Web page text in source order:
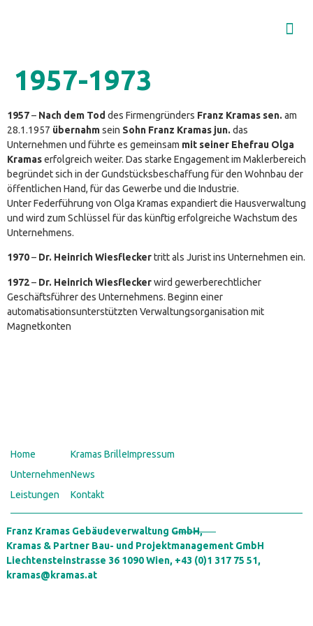
1957-1973
1957– Nach dem Tod des Firmengründers Franz Kramas sen. am
28.1.1957 übernahmsein Sohn Franz Kramas jun. das
Unternehmen und führte es gemeinsam mit seiner Ehefrau Olga
Kramaserfolgreich weiter. Das starke Engagement im Maklerbereich
begründet sich in der Gundstücksbeschaffung für den Wohnbau der
öffentlichen Hand, für das Gewerbe und die Industrie.
Unter Federführung von Olga Kramas expandiert die Hausverwaltung
und wird zum Schlüssel für das künftig erfolgreiche Wachstum des
Unternehmens.
1970– Dr. Heinrich Wiesfleckertritt als Jurist ins Unternehmen ein.
1972– Dr. Heinrich Wiesfleckerwird gewerberechtlicher
Geschäftsführer des Unternehmens. Beginn einer
automatisationsunterstützten Verwaltungsorganisation mit
Magnetkonten
Home
Unternehmen
Leistungen
Kramas Brille
News
Kontakt
Impressum
Franz Kramas Gebäudeverwaltung GmbH,
Kramas & Partner Bau- und Projektmanagement GmbH
Liechtensteinstrasse 36 1090 Wien, +43 (0)1 317 75 51,
kramas@kramas.at